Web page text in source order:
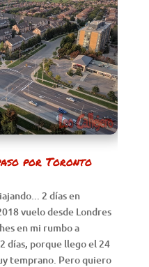
por Toronto
2 días en
vuelo desde Londres
en mi rumbo a
días, porque llego el 24
temprano. Pero quiero